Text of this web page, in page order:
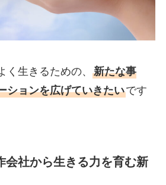
く生きるための、 新たな事
ションを広げていきたいです
会社から生きる力を育む新